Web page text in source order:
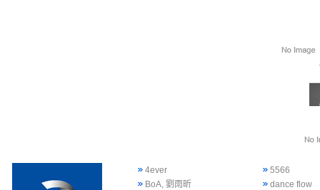
4ever
5566
BoA, 劉雨昕
dance flow